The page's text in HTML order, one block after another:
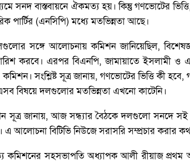
সনদ বাস্তবায়নে ঐকমত্য হয়। কিন্তু গণভোটের
পার্টির (এনসিপি) মধ্যে মতভিন্নতা আছে।
সঙ্গে আলোচনায় কমিশন জানিয়েছিল,
করবে। এরপর বিএনপি, জামায়াতে ইসলামী ও
সংশ্লিষ্ট সূত্র জানায়, গণভোটের ভিত্তি কী
বিষয়ে দলগুলোর মতভিন্নতা এখনো কাটেনি।
সূত্র জানায়, আজ সন্ধ্যার বৈঠকে দলগুলো সনদে সই
আলোচনা বিটিভি নিউজে সরাসরি সম্প্রচার করার
কমিশনের সহসভাপতি অধ্যাপক আলী রীয়াজ